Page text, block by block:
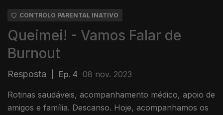
CONTROLO PARENTAL INATIVO
Queimei! - Vamos Falar de
Burnout
Resposta Ep. 4 08 nov. 2023
Rotinas saudáveis, acompanhamento médico, apoio de
amigos e família. Descanso. Hoje, acompanhamos os